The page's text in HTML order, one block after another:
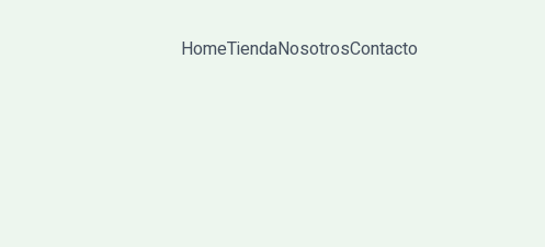
HomeTiendaNosotrosContacto